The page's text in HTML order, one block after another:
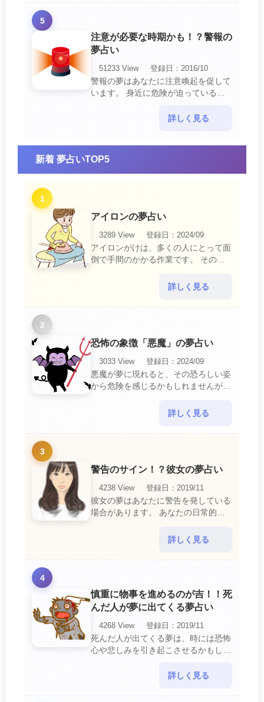
5
注意が必要な時期かも！？警報の
夢占い
51233 View
登録日：2016/10
警報の夢はあなたに注意喚起を促して
います。 身近に危険が迫っている暗
て危機を回避する事が必要です。 ま
詳しく見る
新着 夢占いTOP5
1
アイロンの夢占い
3289 View
登録日：2024/09
アイロンがけは、多くの人にとって面
倒で手間のかかる作業です。 そのた
中で感じるわずらわしさやストレスか
詳しく見る
2
恐怖の象徴「悪魔」の夢占い
3033 View
登録日：2024/09
悪魔が夢に現れると、その恐ろしい姿
から危険を感じるかもしれませんが、
詳しく見る
3
警告のサイン！？彼女の夢占い
4238 View
登録日：2019/11
彼女の夢はあなたに警告を発している
場合があります。 あなたの日常的な
詳しく見る
4
慎重に物事を進めるのが吉！！死
んだ人が夢に出てくる夢占い
4268 View
登録日：2019/11
死んだ人が出てくる夢は、時には恐怖
心や悲しみを引き起こさせるかもしれ
意して欲しいメッセージや警告を伝え
詳しく見る